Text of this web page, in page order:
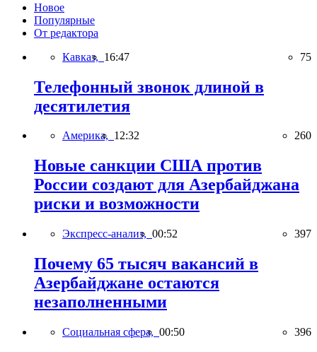
Новое
Популярные
От редактора
Кавказ, 16:47 75
Телефонный звонок длиной в
десятилетия
Америка, 12:32 260
Новые санкции США против
России создают для Азербайджана
риски и возможности
Экспресс-анализ, 00:52 397
Почему 65 тысяч вакансий в
Азербайджане остаются
незаполненными
Социальная сфера, 00:50 396